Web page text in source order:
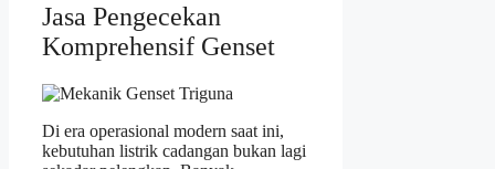
Jasa Pengecekan
Komprehensif Genset
Di era operasional modern saat ini,
kebutuhan listrik cadangan bukan lagi